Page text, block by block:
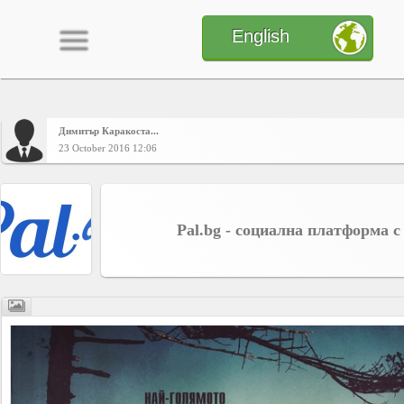
Home
CONTENT
Charts
Members
English
Димитър Каракоста...
23 October 2016 12:06
Pal.bg - социална платформа с